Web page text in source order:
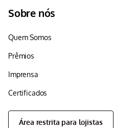
Sobre nós
Quem Somos
Prêmios
Imprensa
Certificados
Área restrita para lojistas